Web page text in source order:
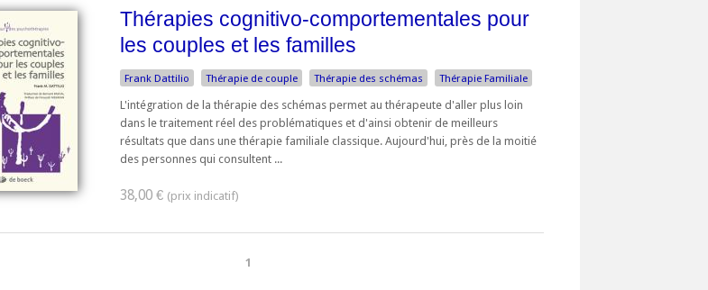
Thérapies cognitivo-comportementales pour
les couples et les familles
Frank Dattilio Thérapie de couple Thérapie des schémas Thérapie Familiale
L'intégration de la thérapie des schémas permet au thérapeute d'aller plus loin
dans le traitement réel des problématiques et d'ainsi obtenir de meilleurs
résultats que dans une thérapie familiale classique. Aujourd'hui, près de la moitié
des personnes qui consultent ...
38,00 €
1